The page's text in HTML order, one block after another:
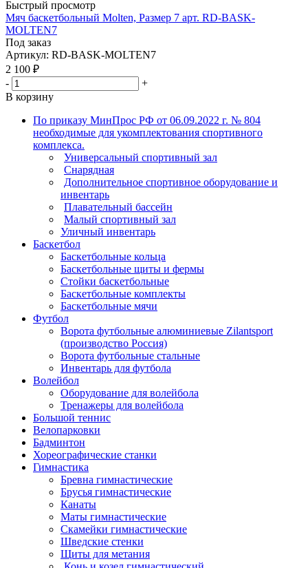
Быстрый просмотр
Мяч баскетбольный Molten, Размер 7 арт. RD-BASK-
MOLTEN7
Под заказ
Артикул: RD-BASK-MOLTEN7
2 100 ₽
-
+
В корзину
По приказу МинПрос РФ от 06.09.2022 г. № 804
необходимые для укомплектования спортивного
комплекса.
Универсальный спортивный зал
Снарядная
Дополнительное спортивное оборудование и
инвентарь
Плавательный бассейн
Малый спортивный зал
Уличный инвентарь
Баскетбол
Баскетбольные кольца
Баскетбольные щиты и фермы
Стойки баскетбольные
Баскетбольные комплекты
Баскетбольные мячи
Футбол
Ворота футбольные алюминиевые Zilantsport
(производство Россия)
Ворота футбольные стальные
Инвентарь для футбола
Волейбол
Оборудование для волейбола
Тренажеры для волейбола
Большой теннис
Велопарковки
Бадминтон
Хореографические станки
Гимнастика
Бревна гимнастические
Брусья гимнастические
Канаты
Маты гимнастические
Скамейки гимнастические
Шведские стенки
Щиты для метания